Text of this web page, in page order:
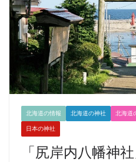
北海道の情報 北海道の神社 北海道
日本の神社
「尻岸内八幡神